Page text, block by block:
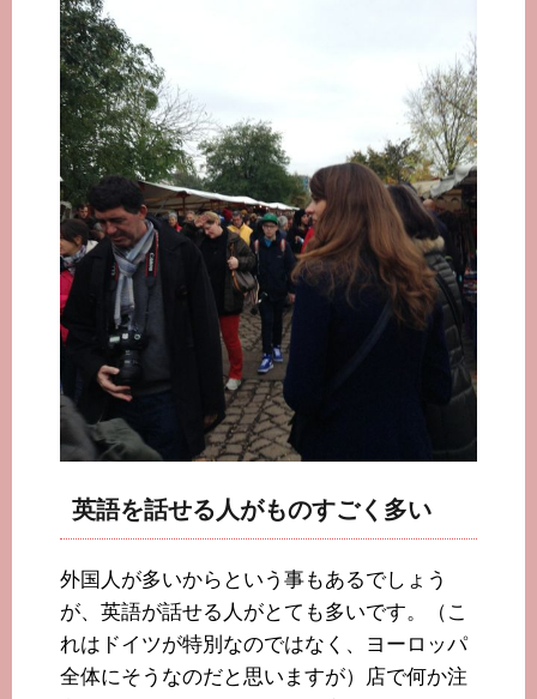
英語を話せる人がものすごく多い
外国人が多いからという事もあるでしょう
が、英語が話せる人がとても多いです。（こ
れはドイツが特別なのではなく、ヨーロッパ
全体にそうなのだと思いますが）店で何か注